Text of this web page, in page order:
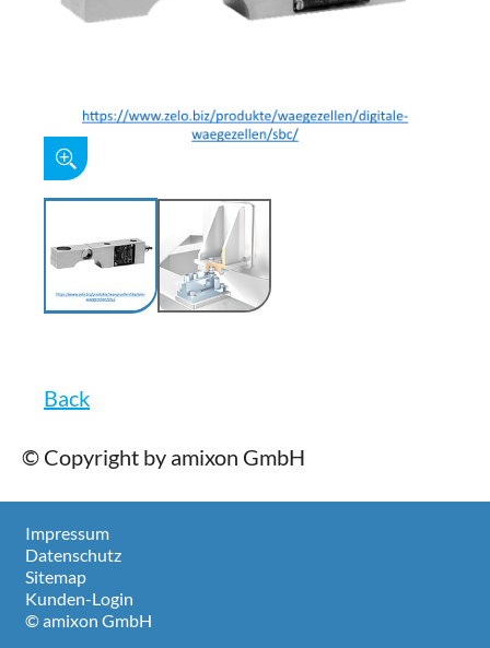
Back
© Copyright by amixon GmbH
Impressum
Datenschutz
Sitemap
Kunden-Login
© amixon GmbH